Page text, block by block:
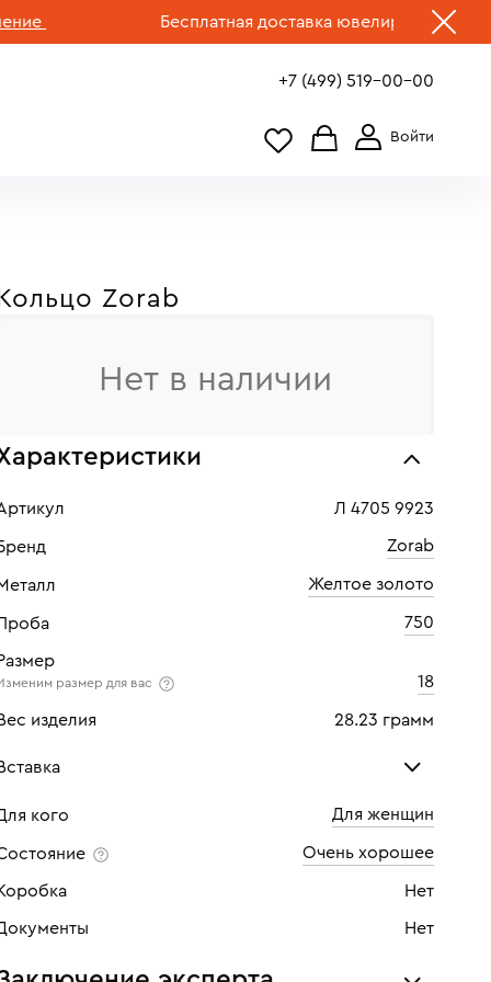
Бесплатная доставка ювелирных изделий по
+7 (499) 519-00-00
Кольцо Zorab
Нет в наличии
Л 4705 9923
Zorab
Желтое золото
750
размер для вас 18
изделия 28.23 грамм
Кварц
Количество 1 шт
кого Для женщин
Очень хорошее
Коробка Нет
Нет